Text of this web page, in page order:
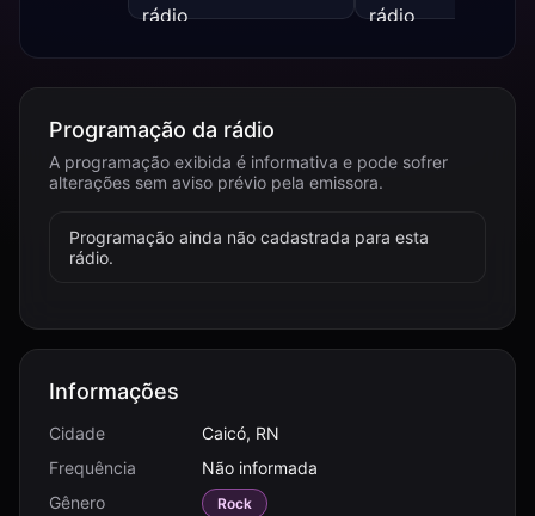
Programação da rádio
A programação exibida é informativa e pode sofrer
alterações sem aviso prévio pela emissora.
Programação ainda não cadastrada para esta
rádio.
Informações
Cidade
Caicó, RN
Frequência
Não informada
Gênero
Rock